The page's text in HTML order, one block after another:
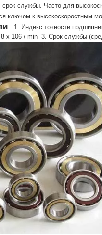
срок службы. Часто для
ключом к высокоскоростным
: 1. Индекс точности
x 106 / min 3. Срок службы